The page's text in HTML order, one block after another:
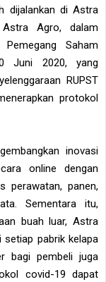
dijalankan di Astra
Agro, dalam
Saham
Juni 2020, yang
RUPST
protokol
inovasi
online dengan
perawatan, panen,
Sementara itu,
buah luar, Astra
pabrik kelapa
bagi pembeli juga
covid-19 dapat